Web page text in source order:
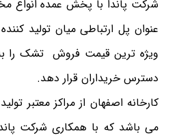
شرکت پاندا با پخش عمده انواع
عنوان پل ارتباطی میان تولید
ویژه ترین قیمت فروش تشک را
دسترس خریداران قرار دهد.
کارخانه اصفهان از مراکز معتبر
می باشد که با همکاری شرکت